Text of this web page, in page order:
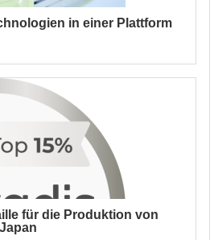
in einer Plattform
für die Produktion von